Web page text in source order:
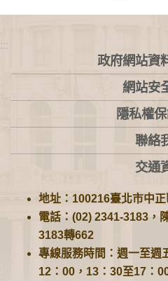
:::
政府網站資
網站安
隱私權
聯絡
交通
地址：100216臺北市中
電話：(02) 2341-3183，
3183轉662
專線服務時間：週一至週
12：00，13：30至17：